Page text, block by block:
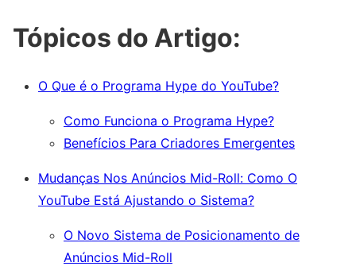
Tópicos do Artigo:
O Que é o Programa Hype do YouTube?
Como Funciona o Programa Hype?
Benefícios Para Criadores Emergentes
Mudanças Nos Anúncios Mid-Roll: Como O
YouTube Está Ajustando o Sistema?
O Novo Sistema de Posicionamento de
Anúncios Mid-Roll